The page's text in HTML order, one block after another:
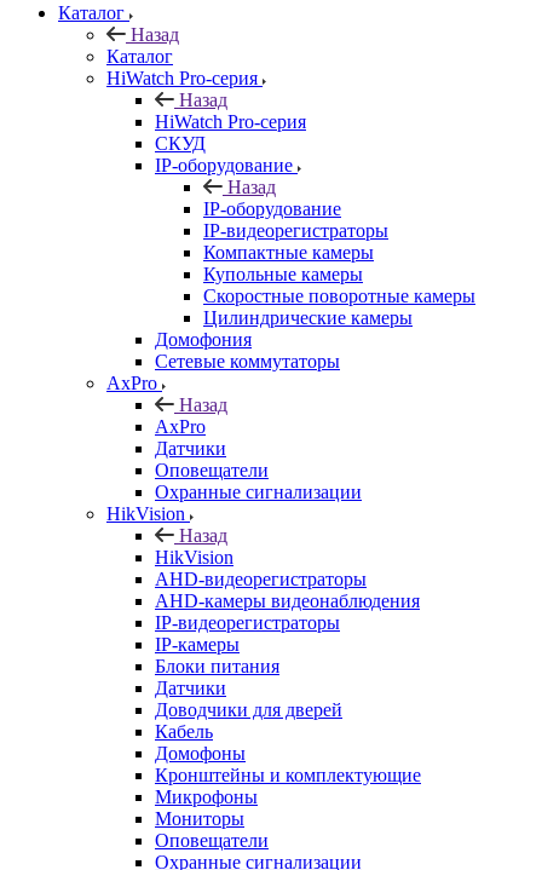
Каталог
Назад
Каталог
HiWatch Pro-серия
Назад
HiWatch Pro-серия
CКУД
IP-оборудование
Назад
IP-оборудование
IP-видеорегистраторы
Компактные камеры
Купольные камеры
Скоростные поворотные камеры
Цилиндрические камеры
Домофония
Сетевые коммутаторы
AxPro
Назад
AxPro
Датчики
Оповещатели
Охранные сигнализации
HikVision
Назад
HikVision
AHD-видеорегистраторы
AHD-камеры видеонаблюдения
IP-видеорегистраторы
IP-камеры
Блоки питания
Датчики
Доводчики для дверей
Кабель
Домофоны
Кронштейны и комплектующие
Микрофоны
Мониторы
Оповещатели
Охранные сигнализации